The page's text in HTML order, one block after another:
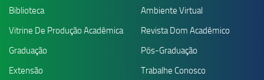
Biblioteca
Ambiente Virtual
Vitrine De Produção Acadêmica
Revista Dom Acadêmico
Graduação
Pós-Graduação
Extensão
Trabalhe Conosco